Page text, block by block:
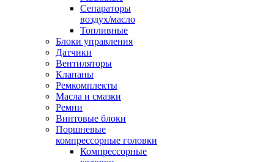
Сепараторы
воздух/масло
Топливные
Блоки управления
Датчики
Вентиляторы
Клапаны
Ремкомплекты
Масла и смазки
Ремни
Винтовые блоки
Поршневые
компрессорные головки
Компрессорные